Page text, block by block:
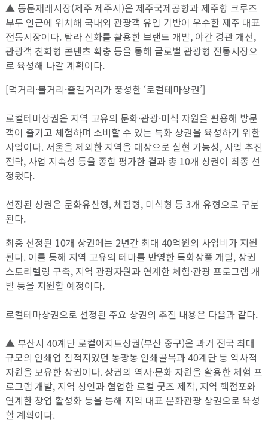
▲ 동문재래시장(제주 제주시)은 제주국제공항과 제주항 크루즈
부두 인근에 위치해 국내외 관광객 유입 기반이 우수한 제주 대표
전통시장이다. 탐라 신화를 활용한 브랜드 개발, 야간 경관 개선,
관광객 친화형 콘텐츠 확충 등을 통해 글로벌 관광형 전통시장으
로 육성해 나갈 계획이다.
[먹거리·볼거리·즐길거리가 풍성한 ‘로컬테마상권’]
로컬테마상권은 지역 고유의 문화·관광·미식 자원을 활용해 방문
객이 즐기고 체험하며 소비할 수 있는 특화 상권을 육성하기 위한
사업이다. 서울을 제외한 지역을 대상으로 실현 가능성, 사업 추진
전략, 사업 지속성 등을 종합 평가한 결과 총 10개 상권이 최종 선
정됐다.
선정된 상권은 문화유산형, 체험형, 미식형 등 3개 유형으로 구분
된다.
최종 선정된 10개 상권에는 2년간 최대 40억원의 사업비가 지원
된다. 이를 통해 지역 고유의 테마를 반영한 특화상품 개발, 상권
스토리텔링 구축, 지역 관광자원과 연계한 체험·관광 프로그램 개
발 등을 지원할 예정이다.
로컬테마상권으로 선정된 주요 상권의 추진 내용은 다음과 같다.
▲ 부산시 40계단 로컬아지트상권(부산 중구)은 과거 전국 최대
규모의 인쇄업 집적지였던 동광동 인쇄골목과 40계단 등 역사적
자원을 보유한 상권이다. 상권의 역사·문화 자원을 활용한 체험 프
로그램 개발, 지역 상인과 협업한 로컬 굿즈 제작, 지역 핵점포와
연계한 창업 활성화 등을 통해 지역 대표 문화관광 상권으로 육성
할 계획이다.